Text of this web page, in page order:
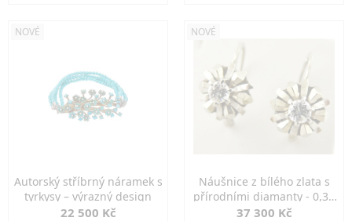
NOVÉ
Autorský stříbrný náramek s
tyrkysy – výrazný design
22 500 Kč
NOVÉ
Náušnice z bílého zlata s
přírodními diamanty - 0,30
ct
37 300 Kč